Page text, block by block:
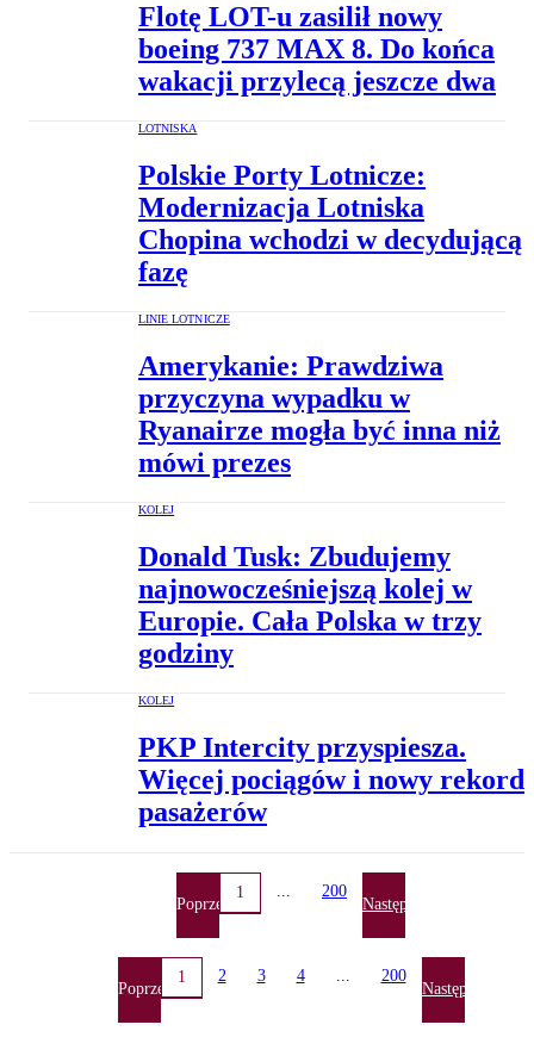
Flotę LOT-u zasilił nowy
boeing 737 MAX 8. Do końca
wakacji przylecą jeszcze dwa
LOTNISKA
Polskie Porty Lotnicze:
Modernizacja Lotniska
Chopina wchodzi w decydującą
fazę
LINIE LOTNICZE
Amerykanie: Prawdziwa
przyczyna wypadku w
Ryanairze mogła być inna niż
mówi prezes
KOLEJ
Donald Tusk: Zbudujemy
najnowocześniejszą kolej w
Europie. Cała Polska w trzy
godziny
KOLEJ
PKP Intercity przyspiesza.
Więcej pociągów i nowy rekord
pasażerów
Poprzednia
1 200
Następna
Poprzednia
1 2 3 4 200
Następna